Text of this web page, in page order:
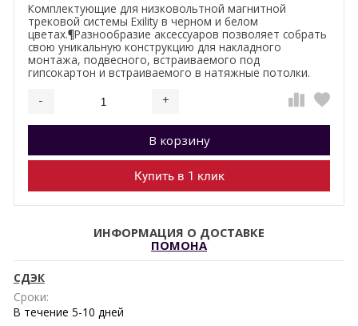
Комплектующие для низковольтной магнитной
трековой системы Exility в черном и белом
цветах.¶Разнообразие аксессуаров позволяет собрать
свою уникальную конструкцию для накладного
монтажа, подвесного, встраиваемого под
гипсокартон и встраиваемого в натяжные потолки.
- +
Добавляется...
В корзину
Добавлен
Купить в 1 клик
ИНФОРМАЦИЯ О ДОСТАВКЕ
ПОМОНА
СДЭК
Сроки:
В течение 5-10 дней